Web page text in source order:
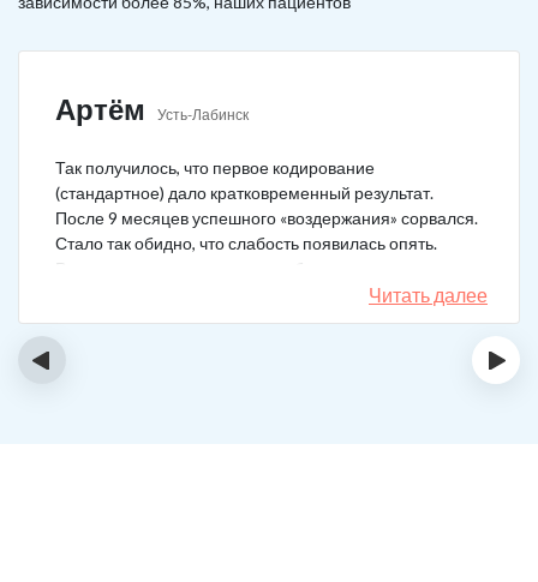
Артём Усть-Лабинск
Так получилось, что первое кодирование
(стандартное) дало кратковременный результат.
После 9 месяцев успешного «воздержания» сорвался.
Стало так обидно, что слабость появилась опять.
Решил не затягивать, и опять обратился в клинику.
Мне порекомендовали двойной блок. Согласился, и
сейчас не жалею. Уже два года в полной завязке.
Читать далее
‹ ›